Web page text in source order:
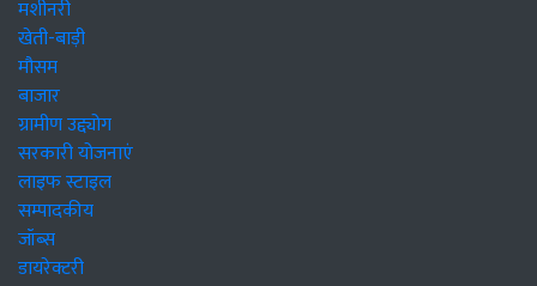
मशीनरी
खेती-बाड़ी
मौसम
बाजार
ग्रामीण उद्द्योग
सरकारी योजनाएं
लाइफ स्टाइल
सम्पादकीय
जॉब्स
डायरेक्टरी